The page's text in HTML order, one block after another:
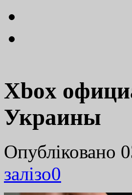
Xbox
Украины
Опубліковано
залізо0